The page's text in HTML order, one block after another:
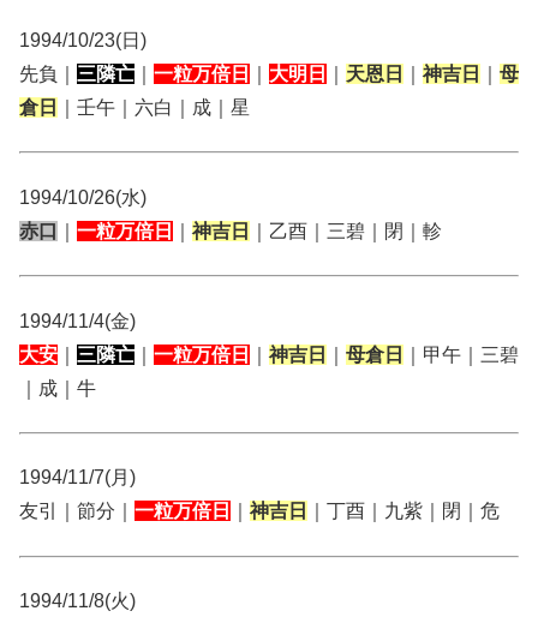
1994/10/23(日)
先負｜ 三隣亡 一粒万倍日 大明日 天恩日 神吉日
母
倉日
｜壬午｜六白｜成｜星
1994/10/26(水)
赤口
一粒万倍日 神吉日 ｜乙酉｜三碧｜閉｜軫
1994/11/4(金)
大安
三隣亡 一粒万倍日 神吉日 母倉日
｜甲午｜三碧
｜成｜牛
1994/11/7(月)
友引｜節分｜ 一粒万倍日 神吉日 ｜丁酉｜九紫｜閉｜危
1994/11/8(火)